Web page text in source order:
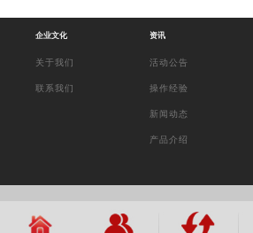
企业文化
关于我们
联系我们
资讯
活动公告
操作经验
新闻动态
产品介绍